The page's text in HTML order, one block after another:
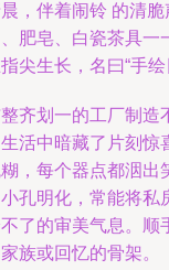
，伴着闹铃 的清
肥皂、白瓷茶具一
尖生长，名曰“手绘
齐划一的工厂制造
活中暗藏了片刻惊
，每个器点都洇
孔明化，常能将私
了的审美气息。顺
族或回忆的骨架。